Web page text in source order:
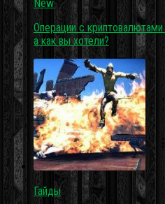
New
Операции с
а как вы хотели?
Гайды